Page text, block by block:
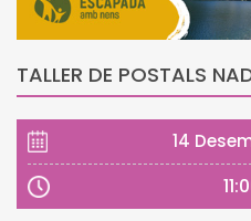
TALLER DE POSTALS
14